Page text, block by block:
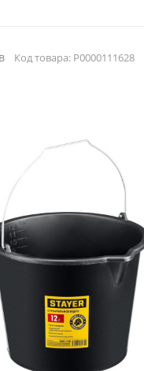
Код товара: Р0000111628